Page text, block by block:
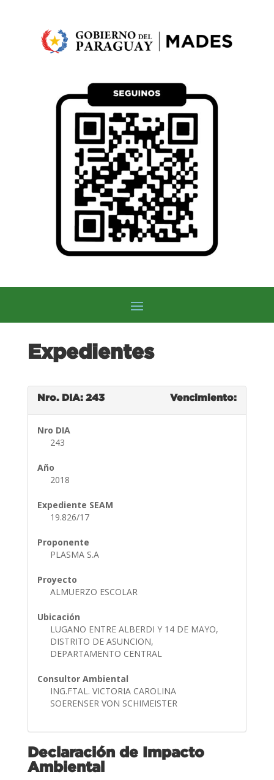
Expedientes
Nro. DIA: 243 Vencimiento:
Nro DIA
243
Año
2018
Expediente SEAM
19.826/17
Proponente
PLASMA S.A
Proyecto
ALMUERZO ESCOLAR
Ubicación
LUGANO ENTRE ALBERDI Y 14 DE MAYO,
DISTRITO DE ASUNCION,
DEPARTAMENTO CENTRAL
Consultor Ambiental
ING.FTAL. VICTORIA CAROLINA
SOERENSER VON SCHIMEISTER
Declaración de Impacto
Ambiental